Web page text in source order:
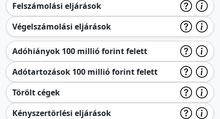
Felszámolási eljárások
Végelszámolási eljárások
Adóhiányok 100 millió forint felett
Adótartozások 100 millió forint felett
Törölt cégek
Kényszertörlési eljárások